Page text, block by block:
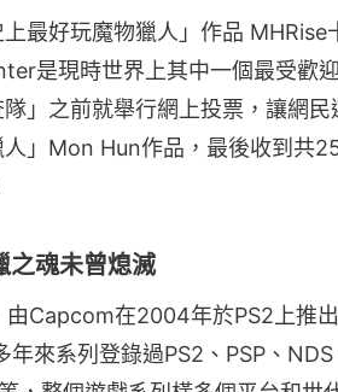
最好玩魔物獵人」作品 MHRise
是現時世界上其中一個最受歡
」之前就舉行網上投票，讓網
」Mon Hun作品，最後收到共
之魂未曾熄滅
由Capcom在2004年於PS2上推
來系列登錄過PS2、PSP、